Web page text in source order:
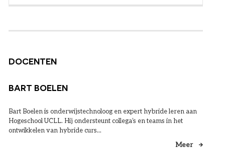
DOCENTEN
BART BOELEN
Bart Boelen is onderwijstechnoloog en expert hybride leren aan
Hogeschool UCLL. Hij ondersteunt collega’s en teams in het
ontwikkelen van hybride curs...
Meer